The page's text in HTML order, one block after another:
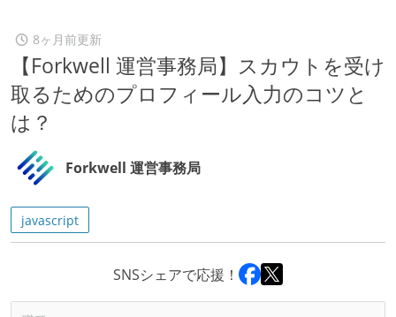
8ヶ月前更新
【Forkwell 運営事務局】スカウトを受け
取るためのプロフィール入力のコツと
は？
Forkwell 運営事務局
javascript
SNSシェアで応援！